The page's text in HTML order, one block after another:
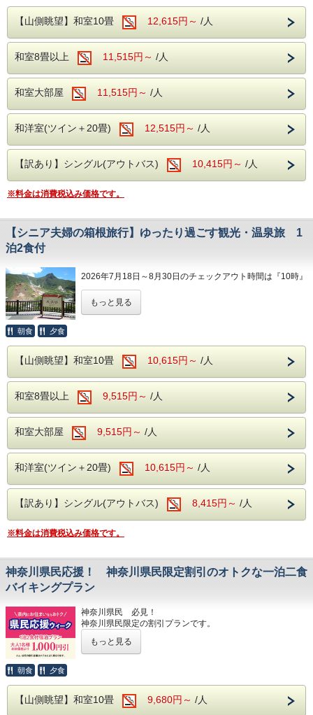
ナミックに立ち上る爆裂火口跡です。
箱根関所：「入鉄砲に出女」の取り締まりで
ン・グラス専門の美術館です。
ポーラ美術館：印象派を始め、約1万点の名
画を収蔵する美術館です。
芦ノ湖：箱根を代表するカルデラ湖で、遊覧
船・箱根神社があります。
大涌谷：硫黄の匂いが立ち込め、噴煙がダイ
ナミックに立ち上る爆裂火口跡です。
箱根関所：「入鉄砲に出女」の取り締まりで
有名な、箱根の関所が復元されています。
※ご朝食時は、ソフトドリンクのみ飲み放題
です。
【館内施設】
カラオケルーム(共用)
カラオケルーム(個室)
売店
ロビー
浴衣コーナー
​自動販売機コーナー
箱根ガラスの森美術館：日本初のヴェネチア
画を収蔵する美術館です。
芦ノ湖：箱根を代表するカルデラ湖で、遊覧
船・箱根神社があります。
ナミックに立ち上る爆裂火口跡です。
箱根関所：「入鉄砲に出女」の取り締まりで
有名な、箱根の関所が復元されています。
・大人の方のみのご提供になります。
お子様にもお付けする場合は、ホテルまで
お問い合わせください。
箱根温泉の特徴は、火山活動が活発で多様な
泉質があることですが、当館の場合、泉質は
「アルカリ性単純温泉」。
美肌効果、クレンジング効果が期待され、お
肌がツルツルになる温泉です。
サウナもございますので、日々の疲れを汗と
ともに洗い流しましょう！
【食事】
ル類を含めた飲み放題も。
※ご朝食時は、ソフトドリンクのみ飲み放題
【館内施設】
カラオケルーム(共用)
カラオケルーム(個室)
売店
ロビー
浴衣コーナー
​自動販売機コーナー
【周辺観光】
箱根ガラスの森美術館：日本初のヴェネチア
ポーラ美術館：印象派を始め、約1万点の名
画を収蔵する美術館です。
船・箱根神社があります。
大涌谷：硫黄の匂いが立ち込め、噴煙がダイ
ナミックに立ち上る爆裂火口跡です。
有名な、箱根の関所が復元されています。
箱根の温泉テーマパーク【ユネッサン】の入
場チケットがセットになったスペシャルプラ
ンです。
ユネッサンは、プールのような感覚で温泉を
楽しめるテーマパーク。
ワイン風呂やコーヒー風呂が楽しめたり、ロ
デオマウンテンという温泉を利用したウォー
普通は男女別々に入る必要がある温泉に、水
着着用の上で一緒に入ることができるので、
るスポットです。
※土/日/祝は予約入場制の場合がございま
ご予約完了後、ユネッサン公式サイトを必
ずご確認ください。
1日目は大涌谷、ガラスの森美術館、芦ノ
湖、箱根関所など、ご趣味に合わせた観光を
楽しみ、当館のチェックイン時にチケットを
受け取り、当館自慢の温泉と食事を楽しんで
翌日はユネッサンで1日遊んで帰宅…、とい
うコースはいかがでしょう？
ぜひ、お二人の素敵な思い出となるご旅行を
お楽しみください。
【温泉】
箱根温泉の特徴は、火山活動が活発で多様な
泉質があることですが、当館の場合、泉質は
「アルカリ性単純温泉」。
美肌効果、クレンジング効果が期待され、お
肌がツルツルになる温泉です。
サウナもございますので、日々の疲れを汗と
ともに洗い流しましょう！
【食事】
ご夕食は約40種類の和洋中バイキング。
【山側眺望】和室10畳 12,615円～ /人
和室8畳以上 11,515円～ /人
和室大部屋 11,515円～ /人
和洋室(ツイン＋20畳) 12,515円～ /人
【訳あり】シングル(アウトバス) 10,415円～ /人
※料金は消費税込み価格です。
【シニア夫婦の箱根旅行】ゆったり過ごす観光・温泉旅 1
泊2食付
2026年7月18日～8月30日のチェックアウト時間は『10時』
とさせていただきます。
※8月30日チェックインのご予約は『11時』でございます。
というシニアの方。
箱根で温泉と観光を楽しむご旅行はいかがで
すか？
箱根湯本駅、小田原駅では、箱根登山線やケ
ーブルカー、ロープウェイなど、箱根の交通
機関が乗り放題、観光施設の入場料金がオト
クにる「箱根フリーパス」が販売されていま
このフリーパスで、箱根一周旅行などいかが
公共交通機関ですので、お車の運転もなく、
安心して観光を楽しめますよ。
箱根ガラスの森美術館やポーラ美術館などの
有名美術館を巡ってみたり、大涌谷で現在も
活動する火山を見て見たり、芦ノ湖で箱根神
社の参拝や遊覧船に乗ってみたり…。
むことができます。
もっと見る
朝食 夕食
【山側眺望】和室10畳 10,615円～ /人
和室8畳以上 9,515円～ /人
和室大部屋 9,515円～ /人
和洋室(ツイン＋20畳) 10,615円～ /人
【訳あり】シングル(アウトバス) 8,415円～ /人
※料金は消費税込み価格です。
神奈川県民応援！ 神奈川県民限定割引のオトクな一泊二食
バイキングプラン
神奈川県民 必見！
神奈川県民限定の割引プランです。
神奈川県にお住まいの方限定で、本体価格より1,000円引き
になるプランです。
この機に箱根ガラスの森美術館やポーラ美術館、彫刻の森美
もっと見る
朝食 夕食
【山側眺望】和室10畳 9,680円～ /人